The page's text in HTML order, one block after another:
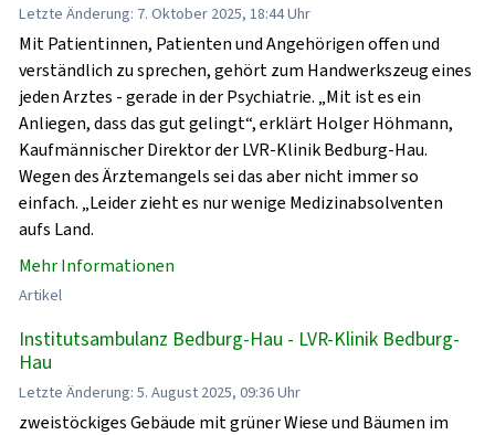
Letzte Änderung: 7. Oktober 2025, 18:44 Uhr
Mit Patientinnen, Patienten und Angehörigen offen und
verständlich zu sprechen, gehört zum Handwerkszeug eines
jeden Arztes - gerade in der Psychiatrie. „Mit ist es ein
Anliegen, dass das gut gelingt“, erklärt Holger Höhmann,
Kaufmännischer Direktor der LVR-Klinik Bedburg-Hau.
Wegen des Ärztemangels sei das aber nicht immer so
einfach. „Leider zieht es nur wenige Medizinabsolventen
aufs Land.
Mehr Informationen
Artikel
Institutsambulanz Bedburg-Hau - LVR-Klinik Bedburg-
Hau
Letzte Änderung: 5. August 2025, 09:36 Uhr
zweistöckiges Gebäude mit grüner Wiese und Bäumen im